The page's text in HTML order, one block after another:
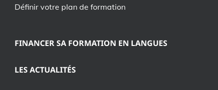
Définir votre plan de formation
FINANCER SA FORMATION EN LANGUES
LES ACTUALITÉS